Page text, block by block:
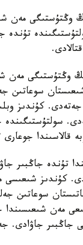
وڭتۇستىگى مەن
تۇندە
وڭتۇستىگى مەن
قالاسىندا
تۇندە جاڭبىر
كۇندىز شىعىسى
مەن شىعىسىندا
جاۋادى. جەلدىڭ ەكپىنى